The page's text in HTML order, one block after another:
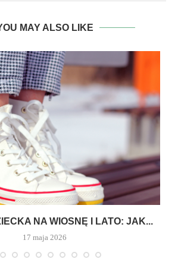
MAY ALSO LIKE
NA WIOSNĘ I LATO: JAK...
17 maja 2026